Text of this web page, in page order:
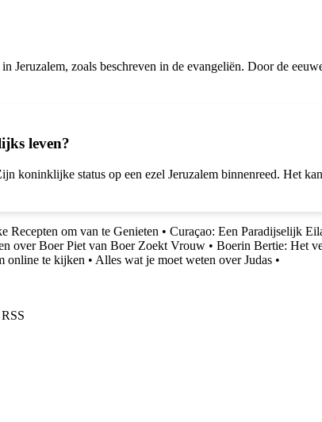
zoals beschreven in de evangeliën. Door de
leven?
koninklijke status op een ezel Jeruzalem binnenreed. Het
Recepten om van te Genieten • Curaçao: Een Paradijselijk
over Boer Piet van Boer Zoekt Vrouw • Boerin Bertie: Het
online te kijken • Alles wat je moet weten over Judas •
RSS